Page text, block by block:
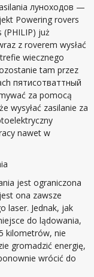
луноходов —
Powering rovers
już
z roverem wysłać
wiecznego
tam przez
пятисотваттный
za pomocą
wysyłać zasilanie za
nawet w
jest ograniczona
ona zawsze
laser. Jednak, jak
do lądowania,
kilometrów, nie
gromadzić energię,
wrócić do